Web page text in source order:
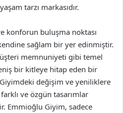
tarzı markasıdır.
konforun buluşma noktası
sağlam bir yer edinmiştir.
memnuniyeti gibi temel
bir kitleye hitap eden bir
Giyimdeki değişim ve yeniliklere
ve özgün tasarımlar
Emmioğlu Giyim, sadece